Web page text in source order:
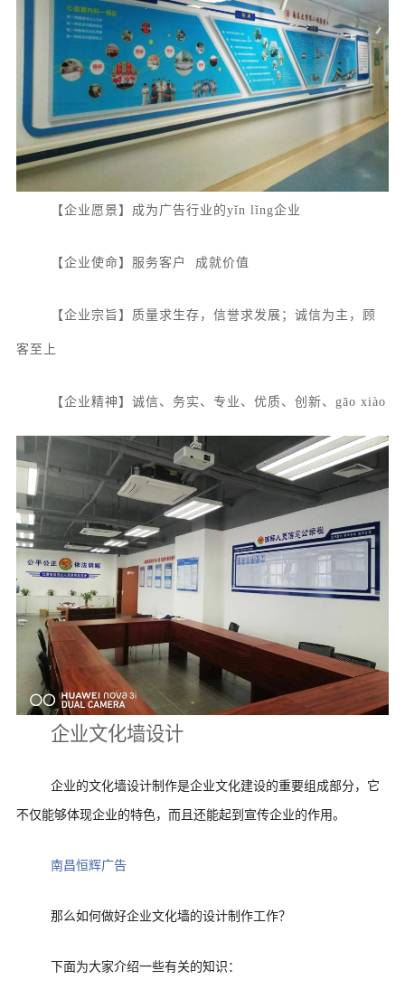
【企业愿景】成为广告行业的yǐn lǐng企业
【企业使命】服务客户 成就价值
【企业宗旨】质量求生存，信誉求发展；诚信为主，顾
客至上
【企业精神】诚信、务实、专业、优质、创新、gāo xiào
企业文化墙设计
企业的文化墙设计制作是企业文化建设的重要组成部分，它
不仅能够体现企业的特色，而且还能起到宣传企业的作用。
南昌恒辉广告
那么如何做好企业文化墙的设计制作工作？
下面为大家介绍一些有关的知识：